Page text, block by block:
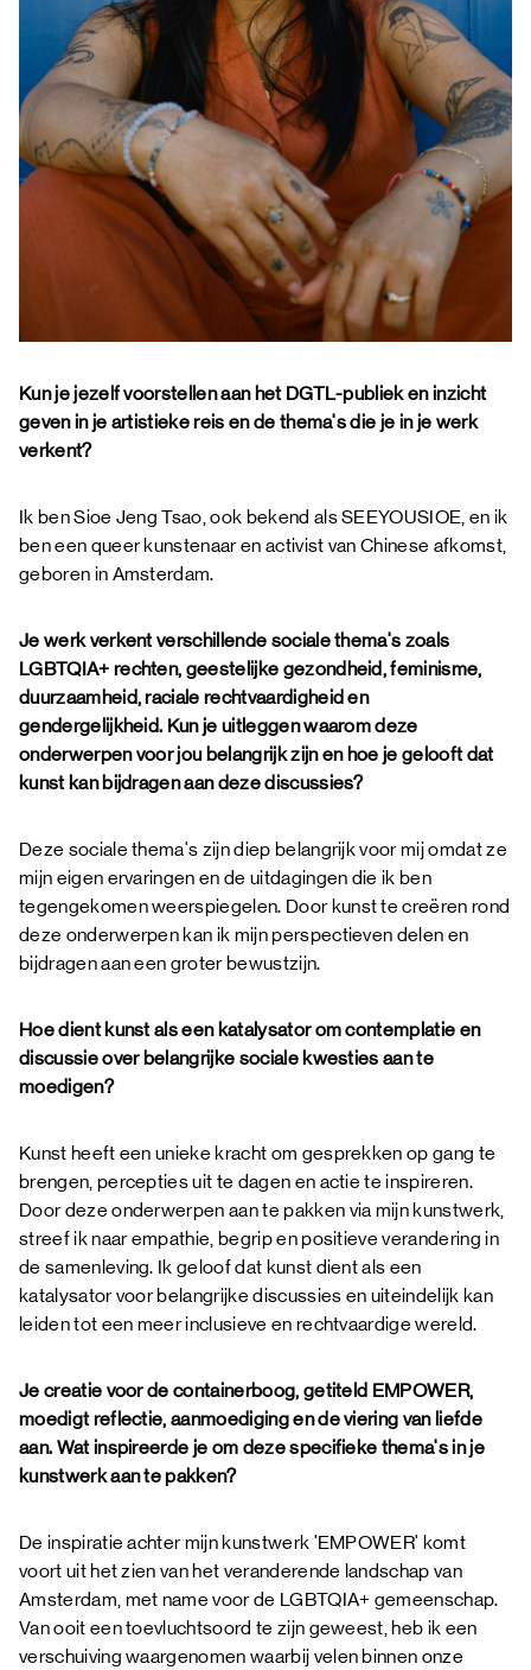
Kun je jezelf voorstellen aan het DGTL-publiek en inzicht
geven in je artistieke reis en de thema's die je in je werk
verkent?
Ik ben Sioe Jeng Tsao, ook bekend als SEEYOUSIOE, en ik
ben een queer kunstenaar en activist van Chinese afkomst,
geboren in Amsterdam.
Je werk verkent verschillende sociale thema's zoals
LGBTQIA+ rechten, geestelijke gezondheid, feminisme,
duurzaamheid, raciale rechtvaardigheid en
gendergelijkheid. Kun je uitleggen waarom deze
onderwerpen voor jou belangrijk zijn en hoe je gelooft dat
kunst kan bijdragen aan deze discussies?
Deze sociale thema's zijn diep belangrijk voor mij omdat ze
mijn eigen ervaringen en de uitdagingen die ik ben
tegengekomen weerspiegelen. Door kunst te creëren rond
deze onderwerpen kan ik mijn perspectieven delen en
bijdragen aan een groter bewustzijn.
Hoe dient kunst als een katalysator om contemplatie en
discussie over belangrijke sociale kwesties aan te
moedigen?
Kunst heeft een unieke kracht om gesprekken op gang te
brengen, percepties uit te dagen en actie te inspireren.
Door deze onderwerpen aan te pakken via mijn kunstwerk,
streef ik naar empathie, begrip en positieve verandering in
de samenleving. Ik geloof dat kunst dient als een
katalysator voor belangrijke discussies en uiteindelijk kan
leiden tot een meer inclusieve en rechtvaardige wereld.
Je creatie voor de containerboog, getiteld EMPOWER,
moedigt reflectie, aanmoediging en de viering van liefde
aan. Wat inspireerde je om deze specifieke thema's in je
kunstwerk aan te pakken?
De inspiratie achter mijn kunstwerk 'EMPOWER' komt
voort uit het zien van het veranderende landschap van
Amsterdam, met name voor de LGBTQIA+ gemeenschap.
Van ooit een toevluchtsoord te zijn geweest, heb ik een
verschuiving waargenomen waarbij velen binnen onze